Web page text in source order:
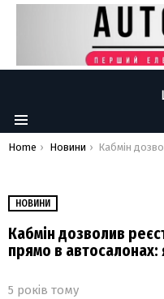
Menu
You are here:
Home Новини Кабмін дозволив реєструвати нові автомобілі прямо в
НОВИНИ
Кабмін дозволив
прямо в
5 років тому